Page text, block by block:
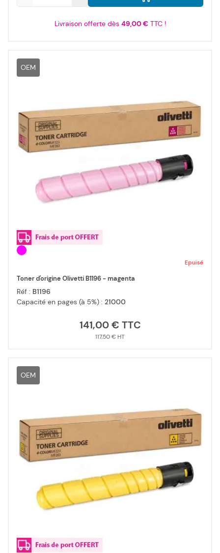
Livraison offerte dès 49,00 €TTC !
OEM
Epuisé
Toner d'origine Olivetti B1196 - magenta
Réf : B1196
Capacité en pages (à 5%) : 21000
141,00 €
117,50 €
OEM